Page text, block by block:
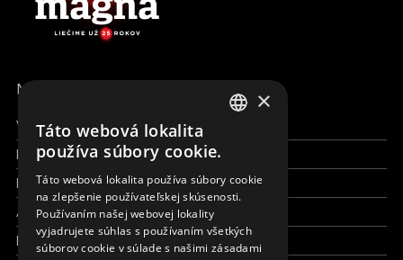
MENU
Všetky formy pomoci
Financie a reporty
Pracujte s nami
Aktuálne
Kto sme
CZECH
FRENCH
×
Táto webová lokalita
používa súbory cookie.
Táto webová lokalita používa súbory cookie
na zlepšenie používateľskej skúsenosti.
Používaním našej webovej lokality
vyjadrujete súhlas s používaním všetkých
súborov cookie v súlade s našimi zásadami